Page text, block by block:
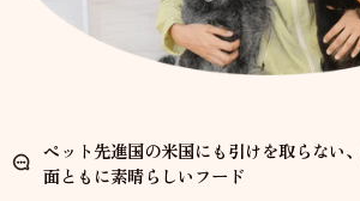
ペット先進国の米国にも引けを取らない
面ともに素晴らしいフード